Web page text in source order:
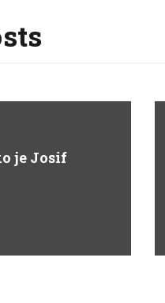
je Josif